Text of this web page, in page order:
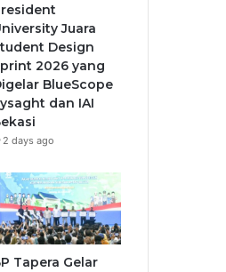
Juara
Design
2026 yang
BlueScope
dan IAI
2 days ago
Tapera Gelar